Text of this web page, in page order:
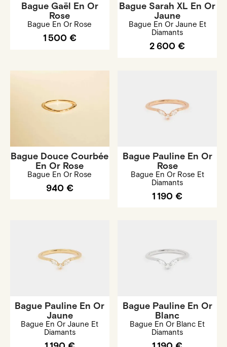
Bague Gaël En Or
Rose
Bague En Or Rose
1 500 €
Bague Sarah XL En Or
Jaune
Bague En Or Jaune Et
Diamants
2 600 €
Bague Douce Courbée
En Or Rose
Bague En Or Rose
940 €
Bague Pauline En Or
Rose
Bague En Or Rose Et
Diamants
1 190 €
Bague Pauline En Or
Jaune
Bague En Or Jaune Et
Diamants
Bague Pauline En Or
Blanc
Bague En Or Blanc Et
Diamants